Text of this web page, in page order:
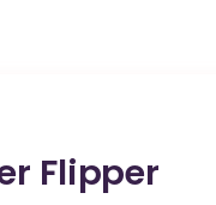
Flipper